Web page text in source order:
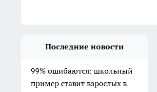
Последние новости
99% ошибаются: школьный
пример ставит взрослых в